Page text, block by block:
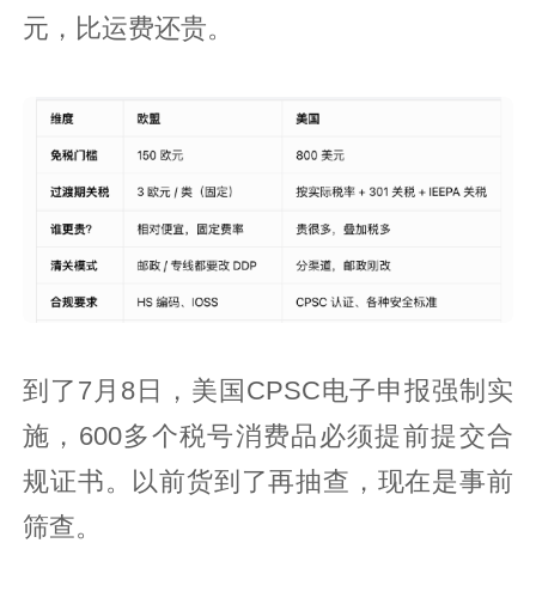
元，比运费还贵。
到了7月8日，美国CPSC电子申报强制实
施，600多个税号消费品必须提前提交合
规证书。以前货到了再抽查，现在是事前
筛查。